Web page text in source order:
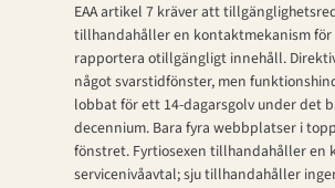
EAA artikel 7 kräver att
tillhandahåller en kontaktmekanism
rapportera otillgängligt innehåll.
något svarstidfönster, men
lobbat för ett 14-dagarsgolv under det
decennium. Bara fyra webbplatser i
fönstret. Fyrtiosexen tillhandahåller en
servicenivåavtal; sju tillhandahåller